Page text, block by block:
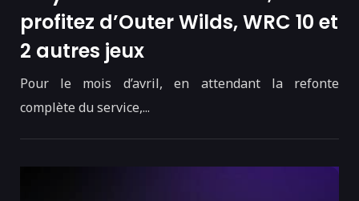
profitez d’Outer Wilds, WRC 10 et
2 autres jeux
Pour le mois d’avril, en attendant la refonte
complète du service,...